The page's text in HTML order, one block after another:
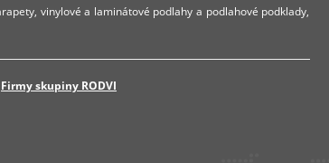
vinylové a laminátové podlahy a podlahové podklady,
Firmy skupiny RODVI